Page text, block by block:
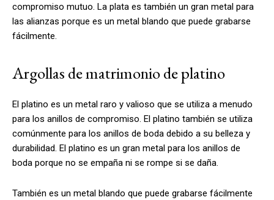
compromiso mutuo. La plata es también un gran metal para
las alianzas porque es un metal blando que puede grabarse
fácilmente.
Argollas de matrimonio de platino
El platino es un metal raro y valioso que se utiliza a menudo
para los anillos de compromiso. El platino también se utiliza
comúnmente para los anillos de boda debido a su belleza y
durabilidad. El platino es un gran metal para los anillos de
boda porque no se empaña ni se rompe si se daña.
También es un metal blando que puede grabarse fácilmente